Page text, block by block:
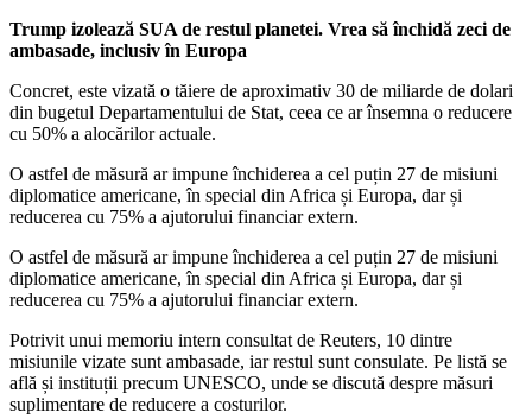
Trump izolează SUA de restul planetei. Vrea să închidă zeci de
ambasade, inclusiv în Europa
Concret, este vizată o tăiere de aproximativ 30 de miliarde de dolari
din bugetul Departamentului de Stat, ceea ce ar însemna o reducere
cu 50% a alocărilor actuale.
O astfel de măsură ar impune închiderea a cel puțin 27 de misiuni
diplomatice americane, în special din Africa și Europa, dar și
reducerea cu 75% a ajutorului financiar extern.
O astfel de măsură ar impune închiderea a cel puțin 27 de misiuni
diplomatice americane, în special din Africa și Europa, dar și
reducerea cu 75% a ajutorului financiar extern.
Potrivit unui memoriu intern consultat de Reuters, 10 dintre
misiunile vizate sunt ambasade, iar restul sunt consulate. Pe listă se
află și instituții precum UNESCO, unde se discută despre măsuri
suplimentare de reducere a costurilor.